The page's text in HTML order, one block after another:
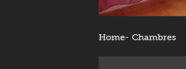
Home- Chambres